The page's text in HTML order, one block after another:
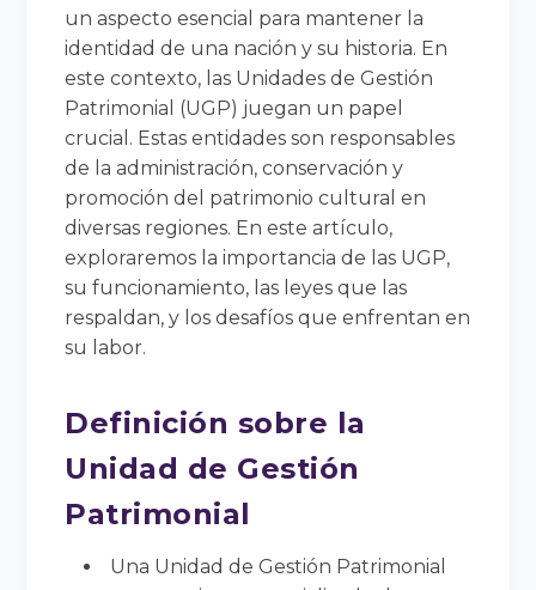
un aspecto esencial para mantener la
identidad de una nación y su historia. En
este contexto, las Unidades de Gestión
Patrimonial (UGP) juegan un papel
crucial. Estas entidades son responsables
de la administración, conservación y
promoción del patrimonio cultural en
diversas regiones. En este artículo,
exploraremos la importancia de las UGP,
su funcionamiento, las leyes que las
respaldan, y los desafíos que enfrentan en
su labor.
Definición sobre la
Unidad de Gestión
Patrimonial
Una Unidad de Gestión Patrimonial